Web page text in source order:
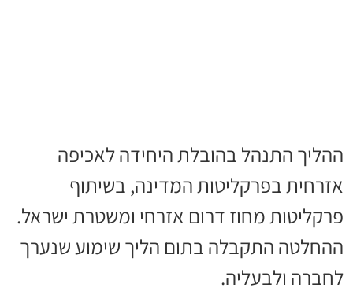
ההליך התנהל בהובלת היחידה לאכיפה
אזרחית בפרקליטות המדינה, בשיתוף
פרקליטות מחוז דרום אזרחי ומשטרת ישראל.
ההחלטה התקבלה בתום הליך שימוע שנערך
לחברה ולבעליה.